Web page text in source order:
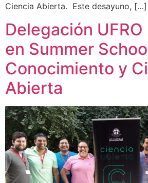
Ciencia Abierta. Este desayuno, […]
Delegación
en Summer
Conocimiento y
Abierta